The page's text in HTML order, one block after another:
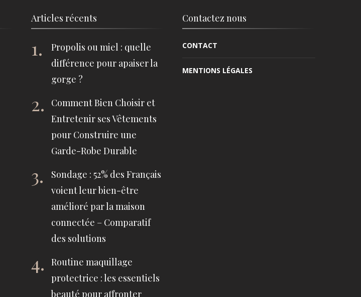
Articles récents
Propolis ou miel : quelle
différence pour apaiser la
gorge ?
Comment Bien Choisir et
Entretenir ses Vêtements
pour Construire une
Garde-Robe Durable
Sondage : 52% des Français
voient leur bien-être
amélioré par la maison
connectée – Comparatif
des solutions
Routine maquillage
protectrice : les essentiels
beauté pour affronter
Contactez nous
CONTACT
MENTIONS LÉGALES